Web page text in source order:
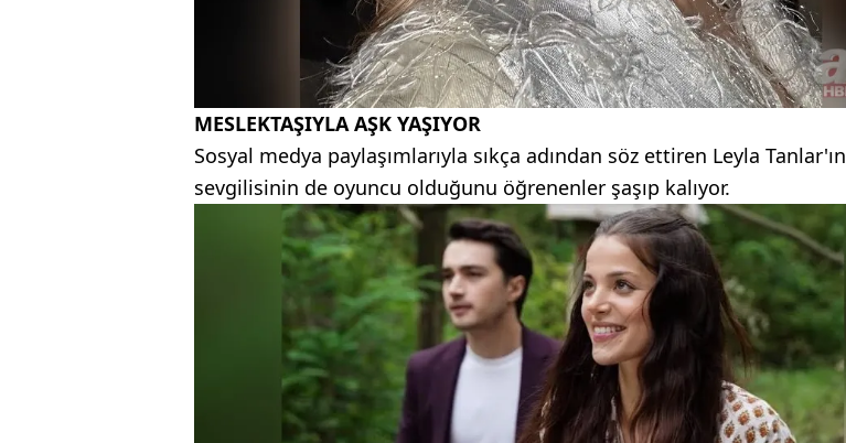
MESLEKTAŞIYLA AŞK YAŞIYOR
Sosyal medya paylaşımlarıyla sıkça adından söz ettiren Leyla Tanlar'ın
sevgilisinin de oyuncu olduğunu öğrenenler şaşıp kalıyor.